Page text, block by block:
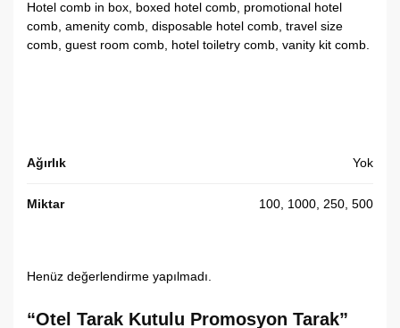
Hotel comb in box, boxed hotel comb, promotional hotel
comb, amenity comb, disposable hotel comb, travel size
comb, guest room comb, hotel toiletry comb, vanity kit comb.
Ağırlık Yok
Miktar 100, 1000, 250, 500
Henüz değerlendirme yapılmadı.
“Otel Tarak Kutulu Promosyon Tarak”